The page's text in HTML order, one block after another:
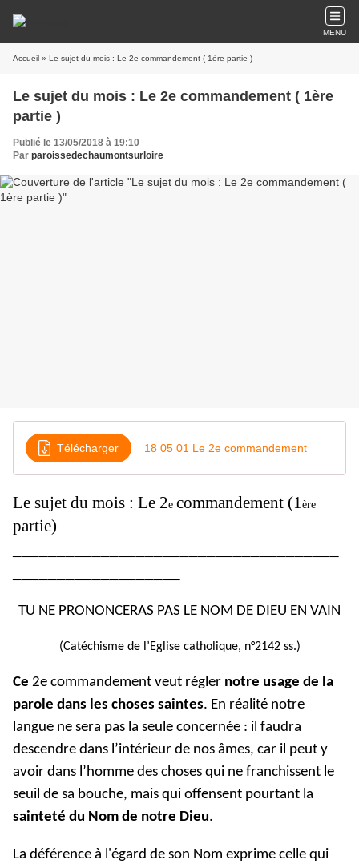
MENU
Accueil » Le sujet du mois : Le 2e commandement ( 1ère partie )
Le sujet du mois : Le 2e commandement ( 1ère
partie )
Publié le 13/05/2018 à 19:10
Par paroissedechaumontsurloire
Télécharger 18 05 01 Le 2e commandement
Le sujet du mois : Le 2e commandement (1ère
partie)
TU NE PRONONCERAS PAS LE NOM DE DIEU EN VAIN
(Catéchisme de l’Eglise catholique, n°2142 ss.)
Ce 2e commandement veut régler notre usage de la
parole dans les choses saintes. En réalité notre
langue ne sera pas la seule concernée : il faudra
descendre dans l’intérieur de nos âmes, car il peut y
avoir dans l’homme des choses qui ne franchissent le
seuil de sa bouche, mais qui offensent pourtant la
sainteté du Nom de notre Dieu.
La déférence à l'égard de son Nom exprime celle qui